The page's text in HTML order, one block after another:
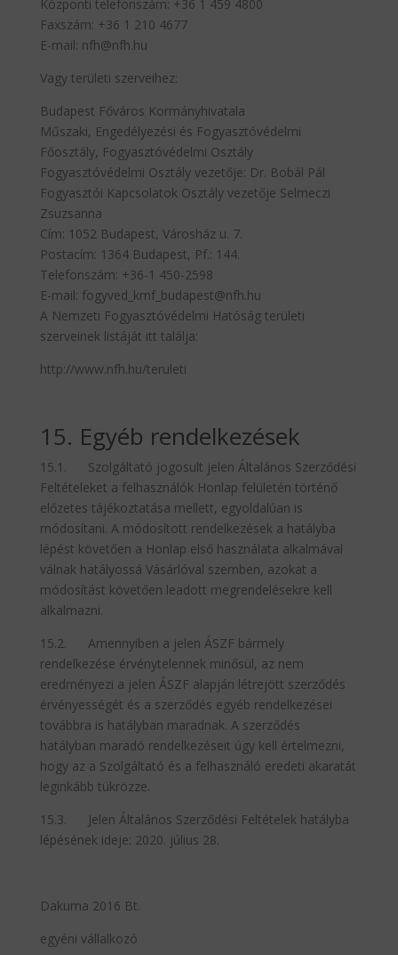
Központi telefonszám: +36 1 459 4800
Faxszám: +36 1 210 4677
E-mail: nfh@nfh.hu
Vagy területi szerveihez:
Budapest Főváros Kormányhivatala
Műszaki, Engedélyezési és Fogyasztóvédelmi
Főosztály, Fogyasztóvédelmi Osztály
Fogyasztóvédelmi Osztály vezetője: Dr. Bobál Pál
Fogyasztói Kapcsolatok Osztály vezetője Selmeczi
Zsuzsanna
Cím: 1052 Budapest, Városház u. 7.
Postacím: 1364 Budapest, Pf.: 144.
Telefonszám: +36-1 450-2598
E-mail: fogyved_kmf_budapest@nfh.hu
A Nemzeti Fogyasztóvédelmi Hatóság területi
szerveinek listáját itt találja:
http://www.nfh.hu/teruleti
15. Egyéb rendelkezések
15.1. Szolgáltató jogosult jelen Általános Szerződési
Feltételeket a felhasználók Honlap felületén történő
előzetes tájékoztatása mellett, egyoldalúan is
módosítani. A módosított rendelkezések a hatályba
lépést követően a Honlap első használata alkalmával
válnak hatályossá Vásárlóval szemben, azokat a
módosítást követően leadott megrendelésekre kell
alkalmazni.
15.2. Amennyiben a jelen ÁSZF bármely
rendelkezése érvénytelennek minősül, az nem
eredményezi a jelen ÁSZF alapján létrejött szerződés
érvényességét és a szerződés egyéb rendelkezései
továbbra is hatályban maradnak. A szerződés
hatályban maradó rendelkezéseit úgy kell értelmezni,
hogy az a Szolgáltató és a felhasználó eredeti akaratát
leginkább tükrözze.
15.3. Jelen Általános Szerződési Feltételek hatályba
lépésének ideje: 2020. július 28.
Dakuma 2016 Bt.
egyéni vállalkozó